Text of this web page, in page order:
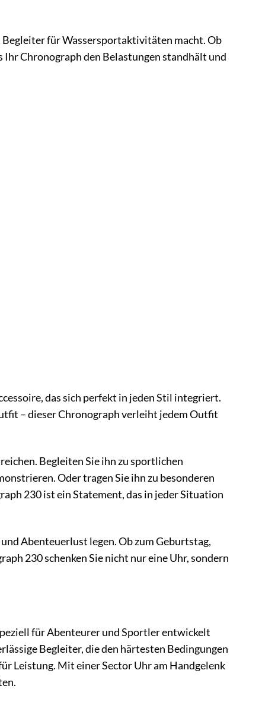
Begleiter für Wassersportaktivitäten macht. Ob
Ihr Chronograph den Belastungen standhält und
das sich perfekt in jeden Stil integriert.
– dieser Chronograph verleiht jedem Outfit
Begleiten Sie ihn zu sportlichen
Oder tragen Sie ihn zu besonderen
230 ist ein Statement, das in jeder Situation
Abenteuerlust legen. Ob zum Geburtstag,
230 schenken Sie nicht nur eine Uhr, sondern
für Abenteurer und Sportler entwickelt
Begleiter, die den härtesten Bedingungen
Leistung. Mit einer Sector Uhr am Handgelenk